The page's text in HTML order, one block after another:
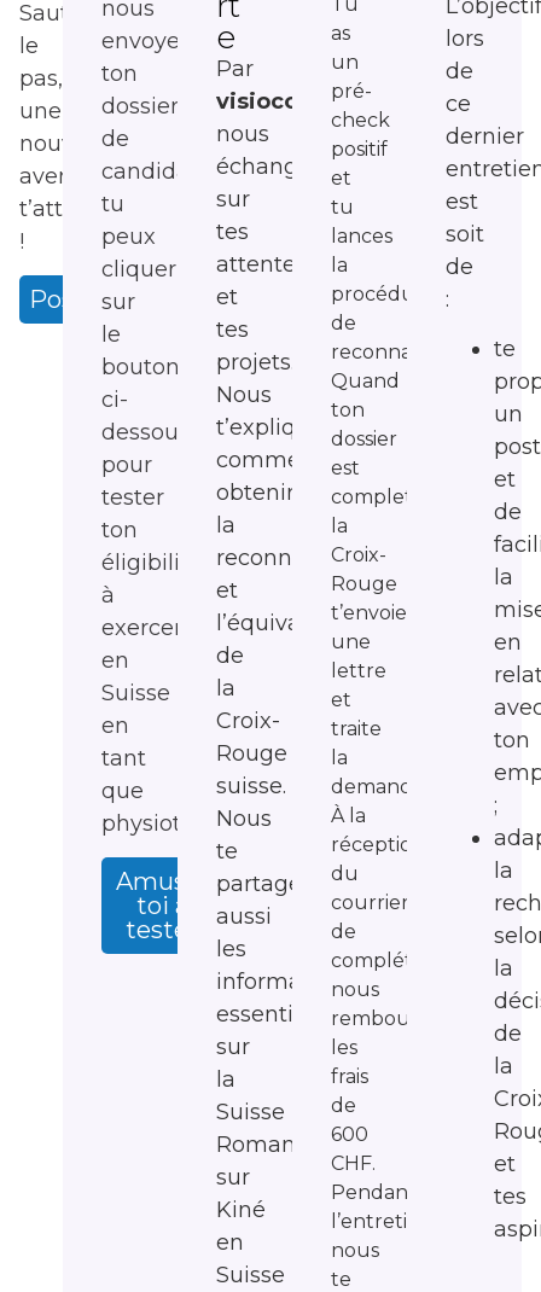
Saute
le
pas,
une
nouvelle
aventure
t’attend
!
Postuler
nous
envoyer
ton
dossier
de
candidature,
tu
peux
cliquer
sur
le
bouton
ci-
dessous
pour
tester
ton
éligibilité
à
exercer
en
Suisse
en
tant
que
physiothérapeute.
Amuse-
toi à
tester
e
Par
visioconférence
nous
échangeons
sur
tes
attentes
et
tes
projets.
Nous
t’expliquons
comment
obtenir
la
reconnaissance
et
l’équivalence
de
la
Croix-
Rouge
suisse.
Nous
te
partageons
aussi
les
informations
essentielles
sur
la
Suisse
Romande,
sur
Kiné
en
Suisse
as
un
pré-
check
positif
et
tu
lances
la
procédure
de
reconnaissance.
Quand
ton
dossier
est
complet,
la
Croix-
Rouge
t’envoie
une
lettre
et
traite
la
demande.
À la
réception
du
courrier
de
complétude,
nous
remboursons
les
frais
de
600
CHF.
Pendant
l’entretien,
nous
te
lors
de
ce
dernier
est
soit
de
:
te
un
et
de
la
en
ton
;
la
la
de
la
et
tes